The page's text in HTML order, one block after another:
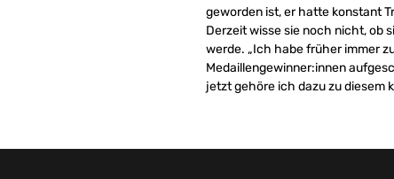
geworden ist, er hatte konstant
Derzeit wisse sie noch nicht, ob
werde. „Ich habe früher immer
Medaillengewinner:innen
jetzt gehöre ich dazu zu diesem